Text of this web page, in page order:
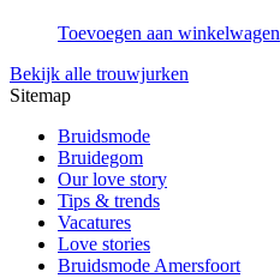
Toevoegen aan winkelwagen
Bekijk alle trouwjurken
Sitemap
Bruidsmode
Bruidegom
Our love story
Tips & trends
Vacatures
Love stories
Bruidsmode Amersfoort